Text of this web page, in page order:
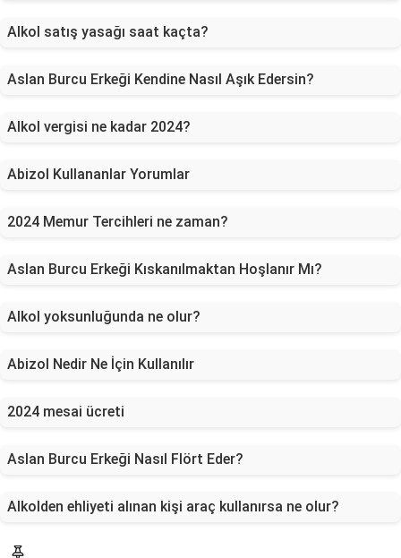
Alkol satış yasağı saat kaçta?
Aslan Burcu Erkeği Kendine Nasıl Aşık Edersin?
Alkol vergisi ne kadar 2024?
Abizol Kullananlar Yorumlar
2024 Memur Tercihleri ne zaman?
Aslan Burcu Erkeği Kıskanılmaktan Hoşlanır Mı?
Alkol yoksunluğunda ne olur?
Abizol Nedir Ne İçin Kullanılır
2024 mesai ücreti
Aslan Burcu Erkeği Nasıl Flört Eder?
Alkolden ehliyeti alınan kişi araç kullanırsa ne olur?